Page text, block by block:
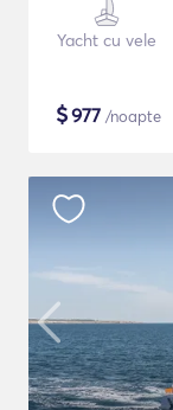
Yacht cu vele
$977 /noapte